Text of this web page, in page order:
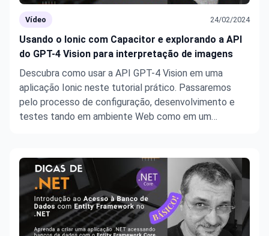
Vídeo 24/02/2024
Usando o Ionic com Capacitor e explorando a API
do GPT-4 Vision para interpretação de imagens
Descubra como usar a API GPT-4 Vision em uma
aplicação Ionic neste tutorial prático. Passaremos
pelo processo de configuração, desenvolvimento e
testes tando em ambiente Web como em um
explorando as funcionalidades ...